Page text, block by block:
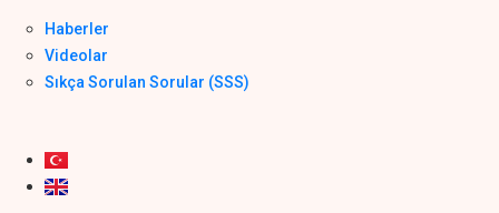
Haberler
Videolar
Sıkça Sorulan Sorular (SSS)